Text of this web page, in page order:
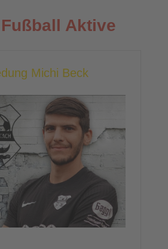
Aktive
Michi Beck